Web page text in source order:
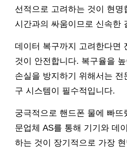
선적으로 고려하는 것이 현명
시간과의 싸움이므로 신속한
데이터 복구까지 고려한다면
것이 안전합니다. 복구율을
손실을 방지하기 위해서는 전
구 시스템이 필수적입니다.
궁극적으로 핸드폰 물에 빠뜨
문업체 AS를 통해 기기와 데
하는 것이 장기적으로 가장